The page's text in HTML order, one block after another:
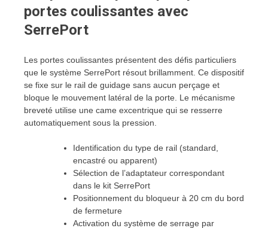
portes coulissantes avec
SerrePort
Les portes coulissantes présentent des défis particuliers
que le système SerrePort résout brillamment. Ce dispositif
se fixe sur le rail de guidage sans aucun perçage et
bloque le mouvement latéral de la porte. Le mécanisme
breveté utilise une came excentrique qui se resserre
automatiquement sous la pression.
Identification du type de rail (standard,
encastré ou apparent)
Sélection de l’adaptateur correspondant
dans le kit SerrePort
Positionnement du bloqueur à 20 cm du bord
de fermeture
Activation du système de serrage par